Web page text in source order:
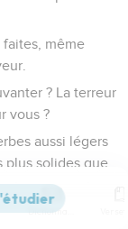
faites, même
? La terreur
vous ?
aussi légers
plus solides que
parler, quoi